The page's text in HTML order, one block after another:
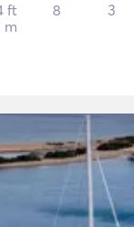
ft
m
8 3